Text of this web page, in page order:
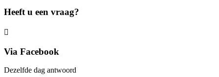
Heeft u een vraag?
Via Facebook
Dezelfde dag antwoord